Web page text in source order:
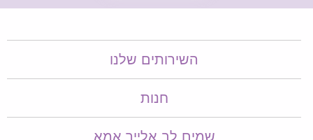
השירותים שלנו
חנות
שמים לב אלייך אמא​​